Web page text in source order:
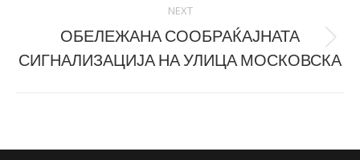
NEXT
Next
post:
ОБЕЛЕЖАНА СООБРАЌАЈНАТА
СИГНАЛИЗАЦИЈА НА УЛИЦА МОСКОВСКА